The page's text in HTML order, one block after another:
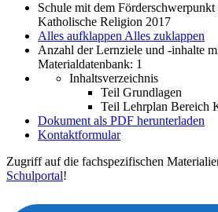
Schule mit dem
Katholische Religion 2017
Alles aufklappen Alles zuklappen
Anzahl der Lernziele und -inhalte
Materialdatenbank: 1
Inhaltsverzeichnis
Teil Grundlagen
Teil Lehrplan Bereich
Dokument als PDF herunterladen
Kontaktformular
Zugriff auf die fachspezifischen
Schulportal!